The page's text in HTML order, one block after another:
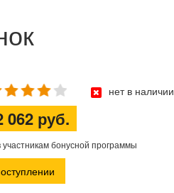
нет в наличии
062 руб.
участникам бонусной программы